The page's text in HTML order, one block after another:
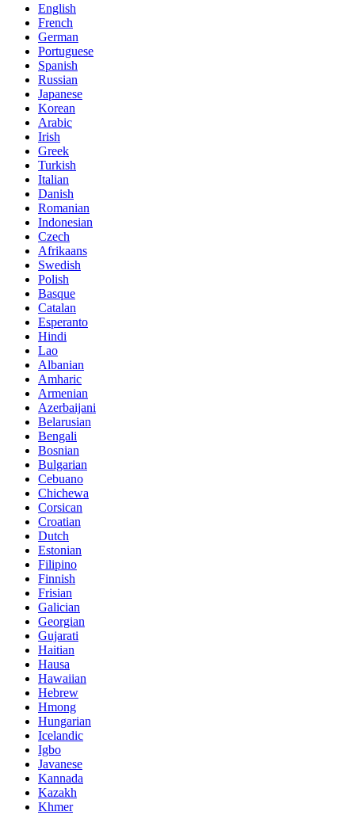
English
French
German
Portuguese
Spanish
Russian
Japanese
Korean
Arabic
Irish
Greek
Turkish
Italian
Danish
Romanian
Indonesian
Czech
Afrikaans
Swedish
Polish
Basque
Catalan
Esperanto
Hindi
Lao
Albanian
Amharic
Armenian
Azerbaijani
Belarusian
Bengali
Bosnian
Bulgarian
Cebuano
Chichewa
Corsican
Croatian
Dutch
Estonian
Filipino
Finnish
Frisian
Galician
Georgian
Gujarati
Haitian
Hausa
Hawaiian
Hebrew
Hmong
Hungarian
Icelandic
Igbo
Javanese
Kannada
Kazakh
Khmer